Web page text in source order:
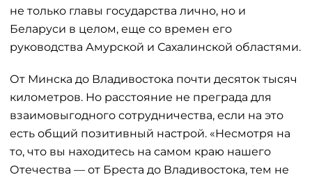
не только главы государства лично, но и
Беларуси в целом, еще со времен его
руководства Амурской и Сахалинской областями.
От Минска до Владивостока почти десяток тысяч
километров. Но расстояние не преграда для
взаимовыгодного сотрудничества, если на это
есть общий позитивный настрой. «Несмотря на
то, что вы находитесь на самом краю нашего
Отечества — от Бреста до Владивостока, тем не